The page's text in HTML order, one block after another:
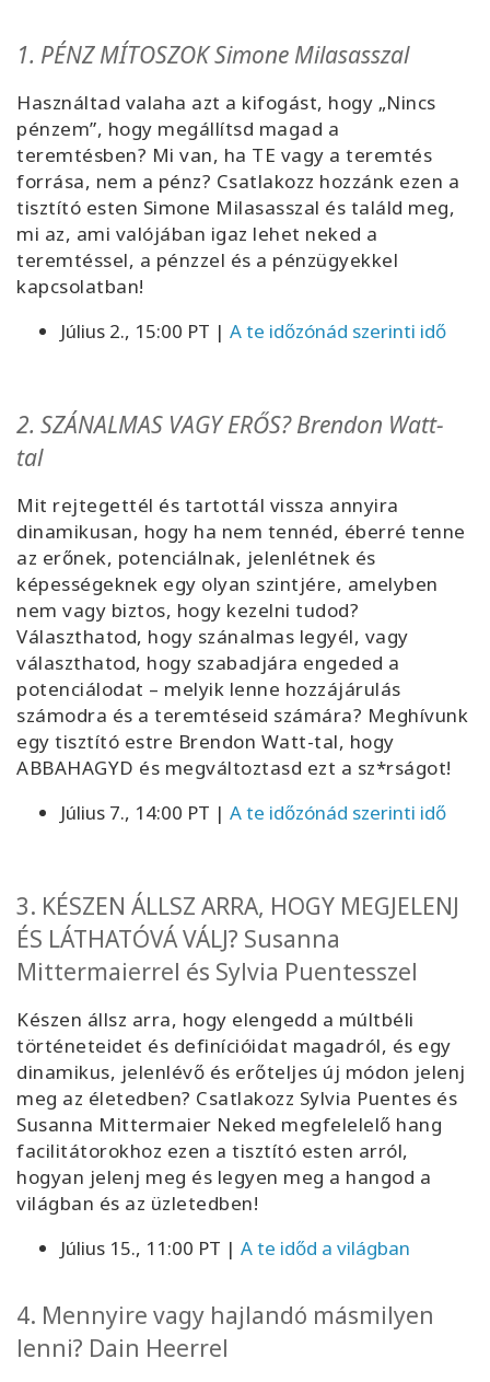
1. PÉNZ MÍTOSZOK Simone Milasasszal
Használtad valaha azt a kifogást, hogy „Nincs
pénzem”, hogy megállítsd magad a
teremtésben? Mi van, ha TE vagy a teremtés
forrása, nem a pénz? Csatlakozz hozzánk ezen a
tisztító esten Simone Milasasszal és találd meg,
mi az, ami valójában igaz lehet neked a
teremtéssel, a pénzzel és a pénzügyekkel
kapcsolatban!
Július 2., 15:00 PT | A te időzónád szerinti idő
2. SZÁNALMAS VAGY ERŐS? Brendon Watt-
tal
Mit rejtegettél és tartottál vissza annyira
dinamikusan, hogy ha nem tennéd, éberré tenne
az erőnek, potenciálnak, jelenlétnek és
képességeknek egy olyan szintjére, amelyben
nem vagy biztos, hogy kezelni tudod?
Választhatod, hogy szánalmas legyél, vagy
választhatod, hogy szabadjára engeded a
potenciálodat – melyik lenne hozzájárulás
számodra és a teremtéseid számára? Meghívunk
egy tisztító estre Brendon Watt-tal, hogy
ABBAHAGYD és megváltoztasd ezt a sz*rságot!
Július 7., 14:00 PT | A te időzónád szerinti idő
3. KÉSZEN ÁLLSZ ARRA, HOGY MEGJELENJ
ÉS LÁTHATÓVÁ VÁLJ? Susanna
Mittermaierrel és Sylvia Puentesszel
Készen állsz arra, hogy elengedd a múltbéli
történeteidet és definícióidat magadról, és egy
dinamikus, jelenlévő és erőteljes új módon jelenj
meg az életedben? Csatlakozz Sylvia Puentes és
Susanna Mittermaier Neked megfelelelő hang
facilitátorokhoz ezen a tisztító esten arról,
hogyan jelenj meg és legyen meg a hangod a
világban és az üzletedben!
Július 15., 11:00 PT | A te időd a világban
4. Mennyire vagy hajlandó másmilyen
lenni? Dain Heerrel